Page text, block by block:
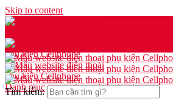
Skip to content
Danh mục
Tìm kiếm: